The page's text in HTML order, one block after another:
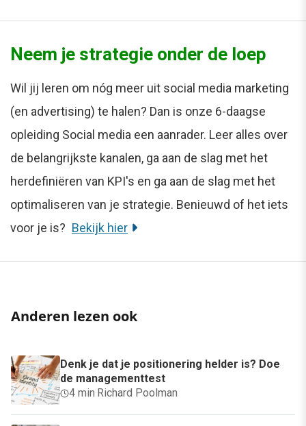
Neem je strategie onder de loep
Wil jij leren om nóg meer uit social media marketing
(en advertising) te halen? Dan is onze 6-daagse
opleiding Social media een aanrader. Leer alles over
de belangrijkste kanalen, ga aan de slag met het
herdefiniëren van KPI's en ga aan de slag met het
optimaliseren van je strategie. Benieuwd of het iets
voor je is? Bekijk hier
Anderen lezen ook
Denk je dat je positionering helder is? Doe
de managementtest
4 min· Richard Poolman